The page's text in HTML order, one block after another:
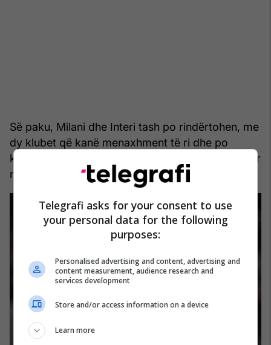
Së paku, Milani dhe Interi tash po rindërtohen, me
dy klubet që kanë menaxhment të ri dhe po
kërkojnë rikthimin e lavdisë në San Siro të humbur
në dekadën e fundit.
Telegrafi asks for your consent to use
your personal data for the following
purposes:
Personalised advertising and content, advertising and
content measurement, audience research and
services development
Store and/or access information on a device
Learn more